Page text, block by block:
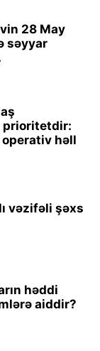
28 May
səyyar
prioritetdir:
həll
vəzifəli şəxs
həddi
aiddir?